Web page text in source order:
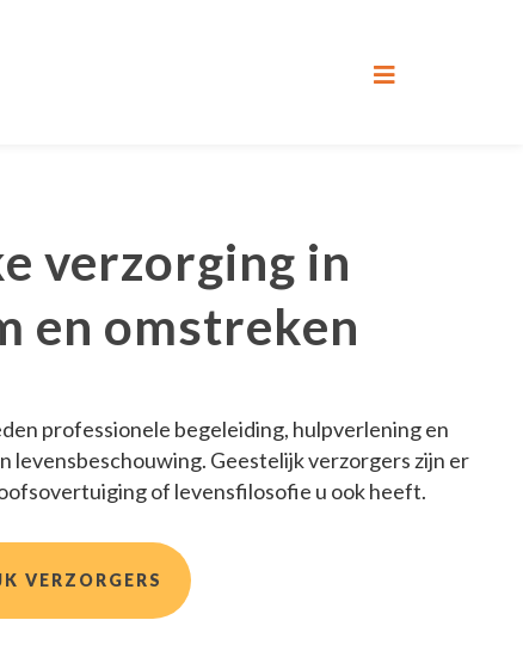
verzorging in
en omstreken
professionele begeleiding, hulpverlening en
levensbeschouwing. Geestelijk verzorgers zijn er
of levensfilosofie u ook heeft.
VERZORGERS